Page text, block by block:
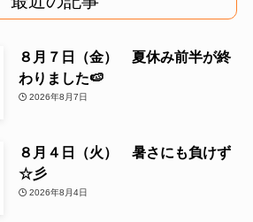
８月７日（金） 夏休み前半が終
わりました🍉
2026年8月7日
８月４日（火） 暑さにも負けず
☆彡
2026年8月4日